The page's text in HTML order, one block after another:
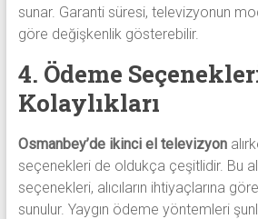
sunar. Garanti süresi, televizyonun
göre değişkenlik gösterebilir.
4. Ödeme
Kolaylıkları
Osmanbey’de ikinci el televizyon
seçenekleri de oldukça çeşitlidir. Bu
seçenekleri, alıcıların ihtiyaçlarına
sunulur. Yaygın ödeme yöntemleri